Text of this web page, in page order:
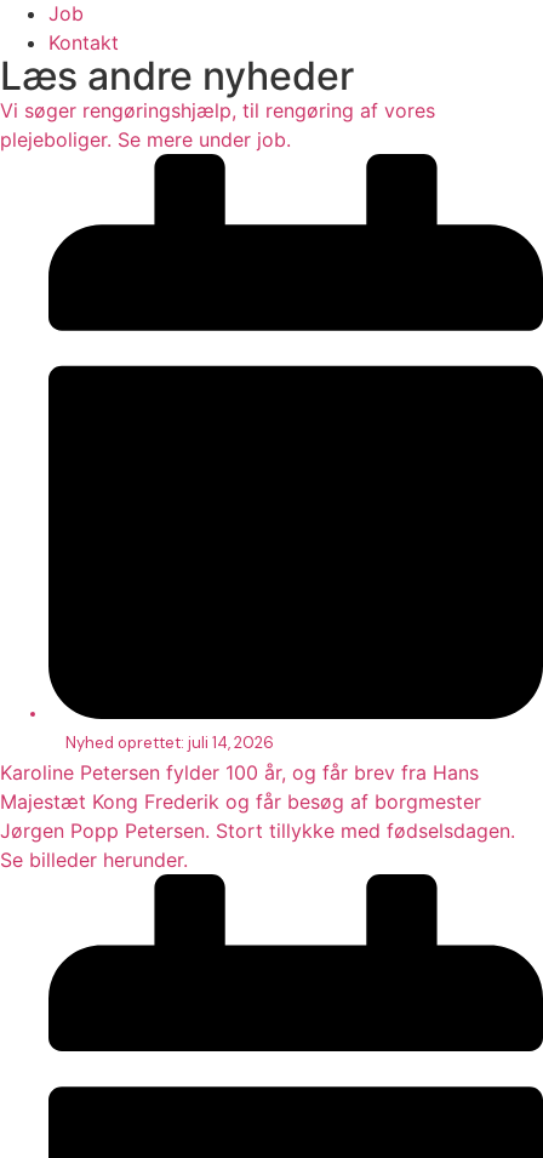
Job
Kontakt
Læs andre nyheder
Vi søger rengøringshjælp, til rengøring af vores
plejeboliger. Se mere under job.
Nyhed oprettet: juli 14, 2026
Karoline Petersen fylder 100 år, og får brev fra Hans
Majestæt Kong Frederik og får besøg af borgmester
Jørgen Popp Petersen. Stort tillykke med fødselsdagen.
Se billeder herunder.